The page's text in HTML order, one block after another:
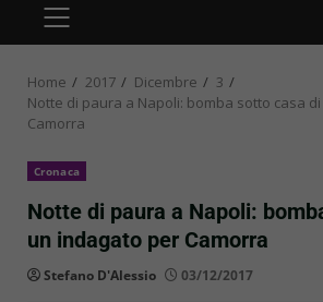
PRIMARY
MENU
Home 2017 Dicembre
3
Notte di paura a Napoli: bomba sotto casa
Camorra
Cronaca
Notte di paura a Napoli:
un indagato per Camorra
Stefano D'Alessio 03/12/2017